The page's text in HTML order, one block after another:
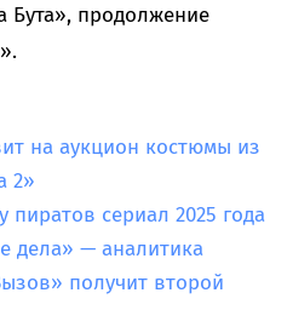
продолжение
на аукцион костюмы из
2»
сериал 2025 года
дела» — аналитика
получит второй